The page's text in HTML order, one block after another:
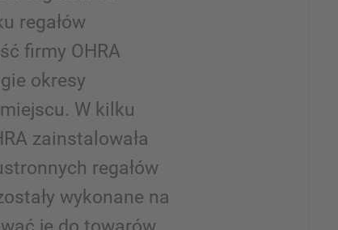
regałów
firmy OHRA
okresy
W kilku
zainstalowała
regałów
wykonane na